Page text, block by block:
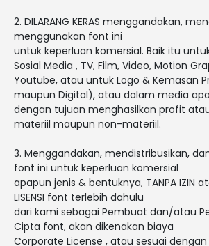
2. DILARANG KERAS menggandakan,
menggunakan font ini
untuk keperluan komersial. Baik itu
Sosial Media , TV, Film, Video, Motion
Youtube, atau untuk Logo & Kemasan
maupun Digital), atau dalam media
dengan tujuan menghasilkan profit
materiil maupun non-materiil.
3. Menggandakan, mendistribusikan,
font ini untuk keperluan komersial
apapun jenis & bentuknya, TANPA IZIN
LISENSI font terlebih dahulu
dari kami sebagai Pembuat dan/atau
Cipta font, akan dikenakan biaya
Corporate License , atau sesuai